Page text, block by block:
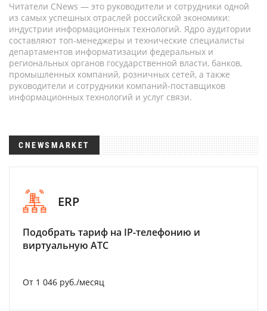
Читатели CNews — это руководители и сотрудники одной
из самых успешных отраслей российской экономики:
индустрии информационных технологий. Ядро аудитории
составляют топ-менеджеры и технические специалисты
департаментов информатизации федеральных и
региональных органов государственной власти, банков,
промышленных компаний, розничных сетей, а также
руководители и сотрудники компаний-поставщиков
информационных технологий и услуг связи.
CNEWSMARKET
ERP
Подобрать тариф на IP-телефонию и
виртуальную АТС
От 1 046 руб./месяц